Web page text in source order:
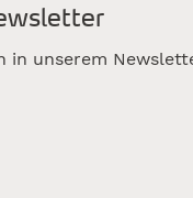
in unserem